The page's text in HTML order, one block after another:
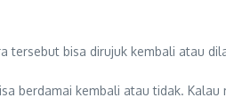
tersebut bisa dirujuk kembali atau
berdamai kembali atau tidak.